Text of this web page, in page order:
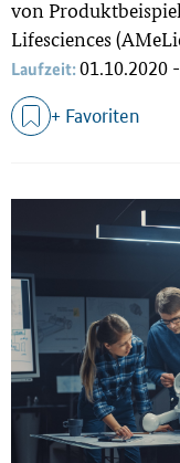
von
Lifesciences
Laufzeit:01.10.2020
+ Favoriten